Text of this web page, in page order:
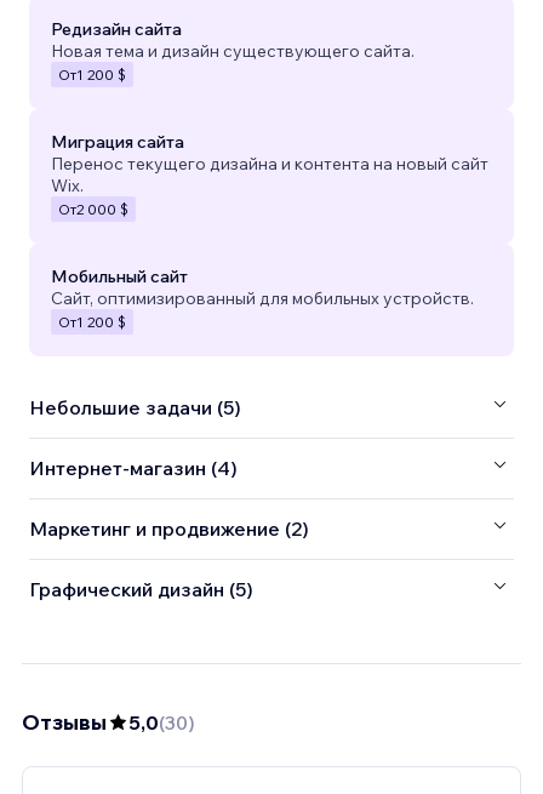
Редизайн сайта
Новая тема и дизайн существующего сайта.
От1 200 $
Миграция сайта
Перенос текущего дизайна и контента на новый сайт
Wix.
От2 000 $
Мобильный сайт
Сайт, оптимизированный для мобильных устройств.
От1 200 $
Небольшие задачи (5)
Интернет-магазин (4)
Маркетинг и продвижение (2)
Графический дизайн (5)
Отзывы 5,0(30)